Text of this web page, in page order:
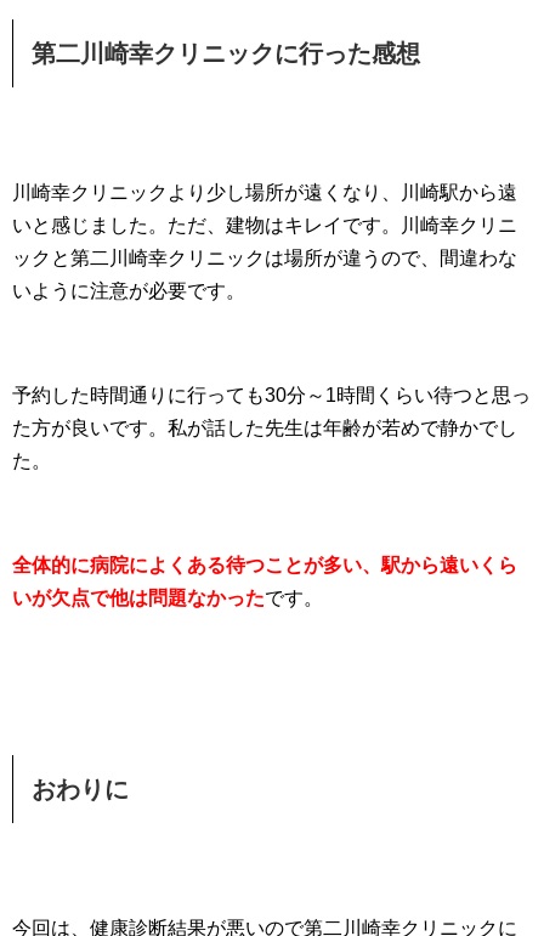
第二川崎幸クリニックに行った感想
川崎幸クリニックより少し場所が遠くなり、川崎駅から遠
いと感じました。ただ、建物はキレイです。川崎幸クリニ
ックと第二川崎幸クリニックは場所が違うので、間違わな
いように注意が必要です。
予約した時間通りに行っても30分～1時間くらい待つと思っ
た方が良いです。私が話した先生は年齢が若めで静かでし
た。
全体的に病院によくある待つことが多い、駅から遠いくら
いが欠点で他は問題なかったです。
おわりに
今回は、健康診断結果が悪いので第二川崎幸クリニックに